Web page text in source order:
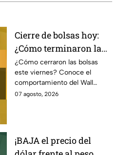
Cierre de bolsas hoy:
¿Cómo terminaron la
BMV y el Wall Street
hoy 7 de agosto
¿Cómo cerraron las bolsas
este viernes? Conoce el
comportamiento del Wall
Street y de la BMV, así como el
07 agosto, 2026
¡BAJA el precio del